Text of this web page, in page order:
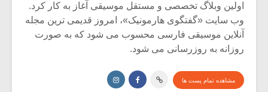
اولین وبلاگ تخصصی و مستقل موسیقی آغاز به کار کرد.
وب سایت «گفتگوی هارمونیک»، امروز قدیمی ترین مجله
آنلاین موسیقی فارسی محسوب می شود که به صورت
روزانه به روزرسانی می شود.
مشاهده تمام پست ها